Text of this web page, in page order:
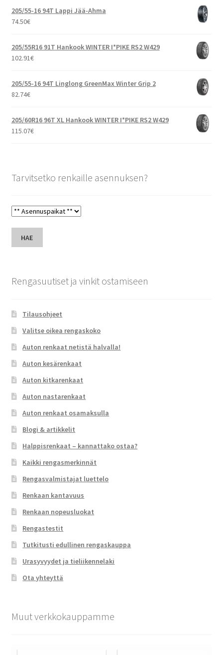
205/55-16 94T Lappi Jää-Ahma
74.50€
205/55R16 91T Hankook WINTER I*PIKE RS2 W429
102.91€
205/55-16 94T Linglong GreenMax Winter Grip 2
82.74€
205/60R16 96T XL Hankook WINTER I*PIKE RS2 W429
115.07€
Tarvitsetko renkaille asennuksen?
HAE
Rengasuutiset ja vinkit ostamiseen
Tilausohjeet
Valitse oikea rengaskoko
Auton renkaat netistä halvalla!
Auton kesärenkaat
Auton kitkarenkaat
Auton nastarenkaat
Auton renkaat osamaksulla
Blogi & artikkelit
Halppisrenkaat – kannattako ostaa?
Kaikki rengasmerkinnät
Rengasvalmistajat luettelo
Renkaan kantavuus
Renkaan nopeusluokat
Rengastestit
Tutkitusti edullinen rengaskauppa
Urasyvyydet ja tieliikennelaki
Ota yhteyttä
Muut verkkokauppamme